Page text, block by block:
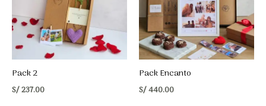
Pack 2
S/237.00
Pack Encanto
S/440.00